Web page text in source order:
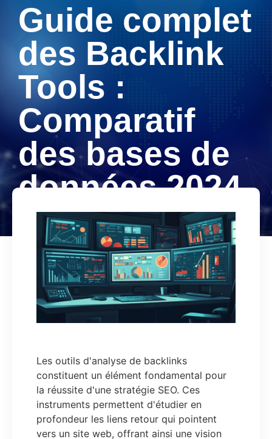
Guide complet
des Backlink
Tools :
Comparatif
des bases de
données 2024
Les outils d'analyse de backlinks
constituent un élément fondamental pour
la réussite d'une stratégie SEO. Ces
instruments permettent d'étudier en
profondeur les liens retour qui pointent
vers un site web, offrant ainsi une vision